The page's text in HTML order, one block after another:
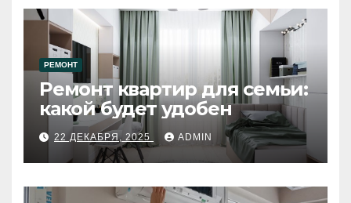
РЕМОНТ
Ремонт квартир для семьи:
какой будет удобен
22 ДЕКАБРЯ, 2025 ADMIN